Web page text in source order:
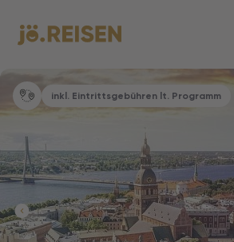
inkl. Eintrittsgebühren lt. Programm